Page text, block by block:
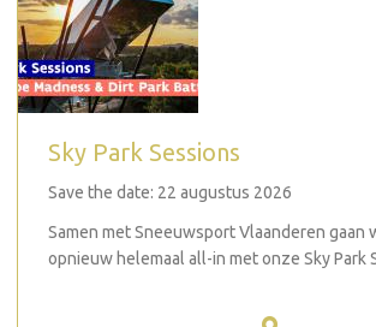
Sky Park Sessions
Save the date: 22 augustus 2026
Samen met Sneeuwsport Vlaanderen gaan
opnieuw helemaal all-in met onze Sky Park